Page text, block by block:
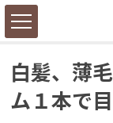
白髪、薄
ム１本で